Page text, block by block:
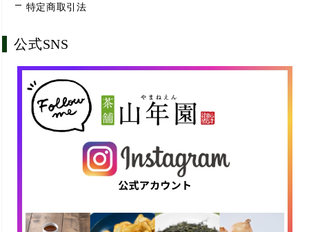
特定商取引法
公式SNS